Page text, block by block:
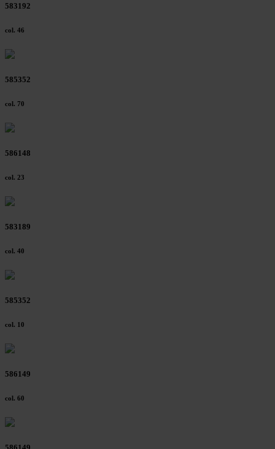
583192
col. 46
585352
col. 70
586148
col. 23
583189
col. 40
585352
col. 10
586149
col. 60